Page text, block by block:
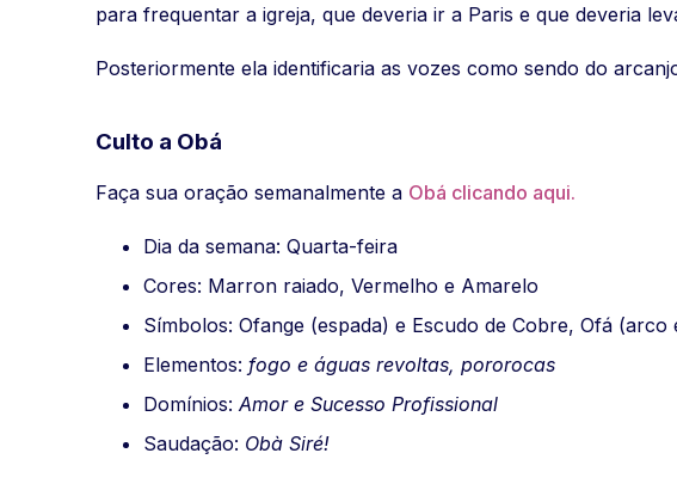
para frequentar a igreja, que deveria ir a Paris e que deveria
Posteriormente ela identificaria as vozes como sendo do
Culto a Obá
Faça sua oração semanalmente a Obá clicando aqui.
Dia da semana: Quarta-feira
Cores: Marron raiado, Vermelho e Amarelo
Símbolos: Ofange (espada) e Escudo de Cobre, Ofá (arco
Elementos: fogo e águas revoltas, pororocas
Domínios:Amor e Sucesso Profissional
Saudação: Obà Siré!